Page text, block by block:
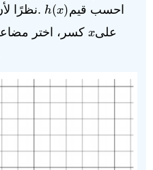
احسب قيم
h(x)
h(x)
.نظرًا
علىx
x كسر، اختر